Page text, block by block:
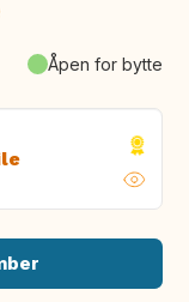
Åpen for bytte